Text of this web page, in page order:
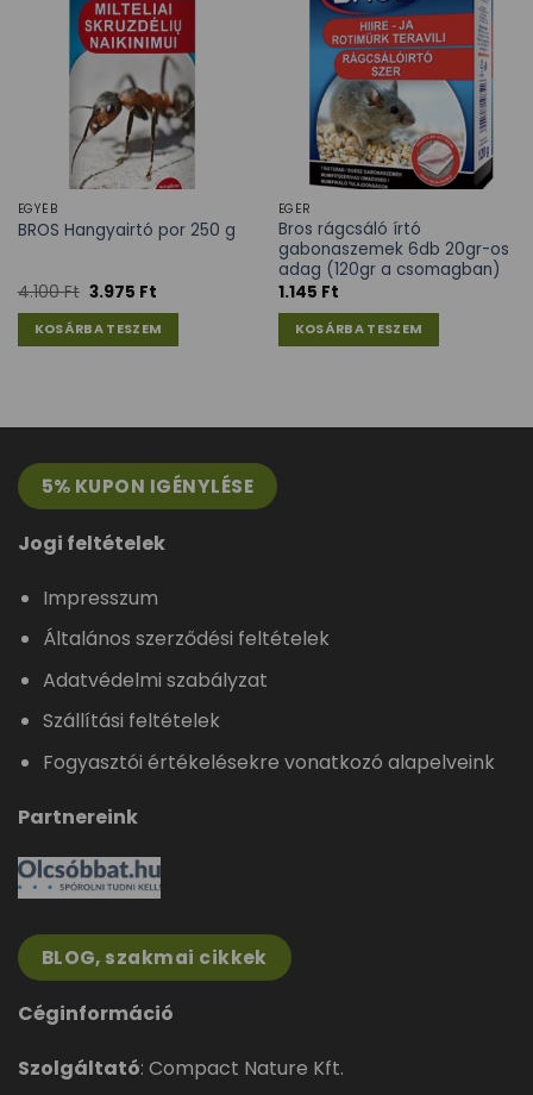
EGYÉB
BROS Hangyairtó por 250 g
4.100Ft 3.975 Ft
KOSÁRBA TESZEM
EGÉR
Bros rágcsáló írtó
gabonaszemek 6db 20gr-os
adag (120gr a csomagban)
1.145 Ft
KOSÁRBA TESZEM
5% KUPON IGÉNYLÉSE
Jogi feltételek
Impresszum
Általános szerződési feltételek
Adatvédelmi szabályzat
Szállítási feltételek
Fogyasztói értékelésekre vonatkozó alapelveink
Partnereink
BLOG, szakmai cikkek
Céginformáció
Szolgáltató: Compact Nature Kft.